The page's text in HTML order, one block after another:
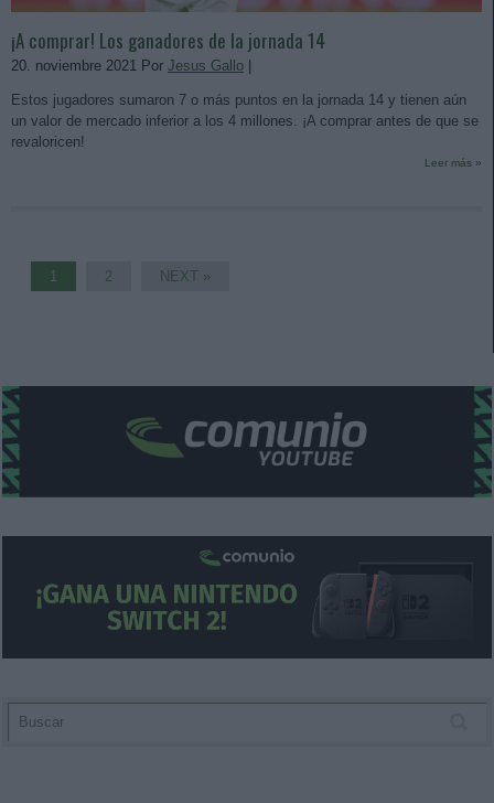
¡A comprar! Los ganadores de la jornada 14
20. noviembre 2021 Por Jesus Gallo
Estos jugadores sumaron 7 o más puntos en la jornada 14 y tienen aún
un valor de mercado inferior a los 4 millones. ¡A comprar antes de que se
revaloricen!
Leer más »
1 2 NEXT »